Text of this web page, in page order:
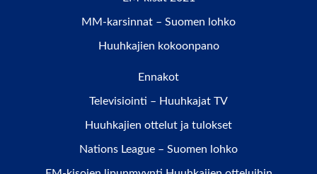
MM-karsinnat – Suomen lohko
Huuhkajien kokoonpano
Ennakot
Televisiointi – Huuhkajat TV
Huuhkajien ottelut ja tulokset
Nations League – Suomen lohko